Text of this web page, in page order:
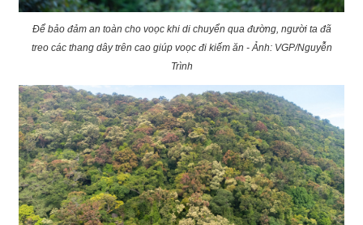
Để bảo đảm an toàn cho voọc khi di chuyển qua đường, người ta đã
treo các thang dây trên cao giúp voọc đi kiếm ăn - Ảnh: VGP/Nguyễn
Trình